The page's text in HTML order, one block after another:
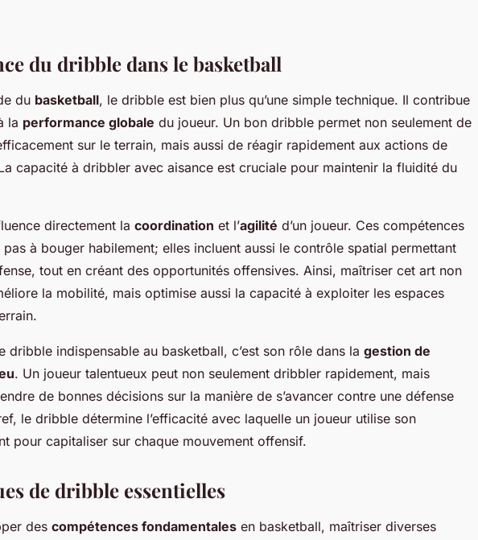
du dribble dans le basketball
du basketball, le dribble est bien plus qu’une simple technique. Il contribue
la performance globale du joueur. Un bon dribble permet non seulement de
sur le terrain, mais aussi de réagir rapidement aux actions de
capacité à dribbler avec aisance est cruciale pour maintenir la fluidité du
directement la coordination et l’agilité d’un joueur. Ces compétences
pas à bouger habilement; elles incluent aussi le contrôle spatial permettant
tout en créant des opportunités offensives. Ainsi, maîtriser cet art non
la mobilité, mais optimise aussi la capacité à exploiter les espaces
dribble indispensable au basketball, c’est son rôle dans la gestion de
. Un joueur talentueux peut non seulement dribbler rapidement, mais
de bonnes décisions sur la manière de s’avancer contre une défense
le dribble détermine l’efficacité avec laquelle un joueur utilise son
pour capitaliser sur chaque mouvement offensif.
de dribble essentielles
des compétences fondamentales en basketball, maîtriser diverses